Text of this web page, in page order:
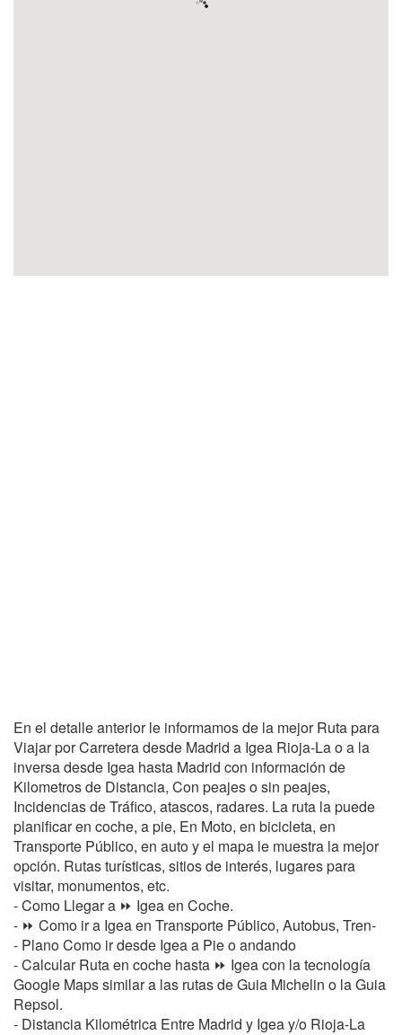
En el detalle anterior le informamos de la mejor Ruta para
Viajar por Carretera desde Madrid a Igea Rioja-La o a la
inversa desde Igea hasta Madrid con información de
Kilometros de Distancia, Con peajes o sin peajes,
Incidencias de Tráfico, atascos, radares. La ruta la puede
planificar en coche, a pie, En Moto, en bicicleta, en
Transporte Público, en auto y el mapa le muestra la mejor
opción. Rutas turísticas, sitios de interés, lugares para
visitar, monumentos, etc.
- Como Llegar a ⏩ Igea en Coche.
- ⏩ Como ir a Igea en Transporte Público, Autobus, Tren-
- Plano Como ir desde Igea a Pie o andando
- Calcular Ruta en coche hasta ⏩ Igea con la tecnología
Google Maps similar a las rutas de Guia Michelin o la Guia
Repsol.
- Distancia Kilométrica Entre Madrid y Igea y/o Rioja-La